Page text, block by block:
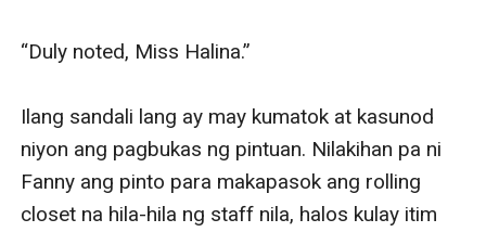
“Duly noted, Miss Halina.”
Ilang sandali lang ay may kumatok at kasunod
niyon ang pagbukas ng pintuan. Nilakihan pa ni
Fanny ang pinto para makapasok ang rolling
closet na hila-hila ng staff nila, halos kulay itim